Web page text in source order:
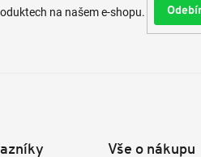
na našem e-shopu.
Vše o nákupu